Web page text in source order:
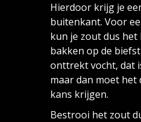
Hierdoor krijg je
buitenkant. Voor
kun je zout dus
bakken op de
onttrekt vocht, dat
maar dan moet het
kans krijgen.
Bestrooi het zout